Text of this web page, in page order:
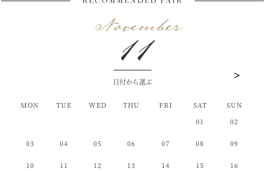
11
日付から選ぶ
MON TUE WED THU FRI SAT
SUN
01
02
03 04 05 06 07 08 09
10 11 12 13 14 15 16
MON TUE WED THU FRI SAT
SUN
06 07
08 09 10 11 12 13 14
15 16 17 18 19 20 21
MON TUE WED THU FRI SAT
SUN
03 04
05 06 07 08 09 10 11
12 13 14 15 16 17 18